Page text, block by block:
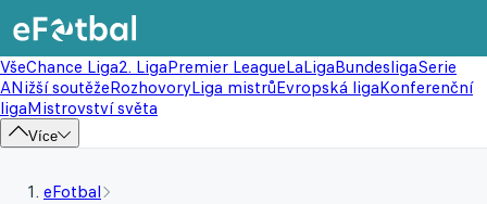
VšeChance Liga2. LigaPremier LeagueLaLigaBundesligaSerie
ANižší soutěžeRozhovoryLiga mistrůEvropská ligaKonferenční
ligaMistrovství světa
Více
eFotbal